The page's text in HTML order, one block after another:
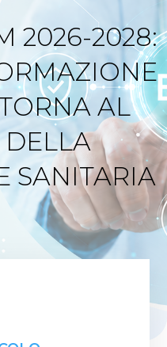
2026-2028:
AL
DELLA
SANITARIA